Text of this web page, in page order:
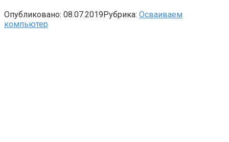
Опубликовано: 08.07.2019Рубрика: Осваиваем
компьютер